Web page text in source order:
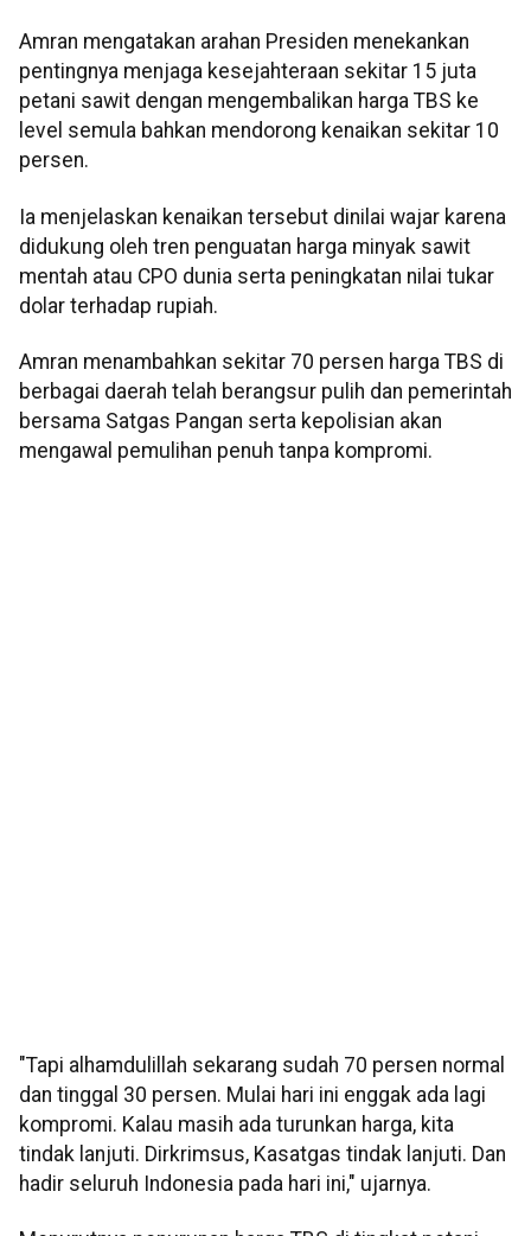
Amran mengatakan arahan Presiden menekankan
pentingnya menjaga kesejahteraan sekitar 15 juta
petani sawit dengan mengembalikan harga TBS ke
level semula bahkan mendorong kenaikan sekitar 10
persen.
Ia menjelaskan kenaikan tersebut dinilai wajar karena
didukung oleh tren penguatan harga minyak sawit
mentah atau CPO dunia serta peningkatan nilai tukar
dolar terhadap rupiah.
Amran menambahkan sekitar 70 persen harga TBS di
berbagai daerah telah berangsur pulih dan pemerintah
bersama Satgas Pangan serta kepolisian akan
mengawal pemulihan penuh tanpa kompromi.
"Tapi alhamdulillah sekarang sudah 70 persen normal
dan tinggal 30 persen. Mulai hari ini enggak ada lagi
kompromi. Kalau masih ada turunkan harga, kita
tindak lanjuti. Dirkrimsus, Kasatgas tindak lanjuti. Dan
hadir seluruh Indonesia pada hari ini," ujarnya.